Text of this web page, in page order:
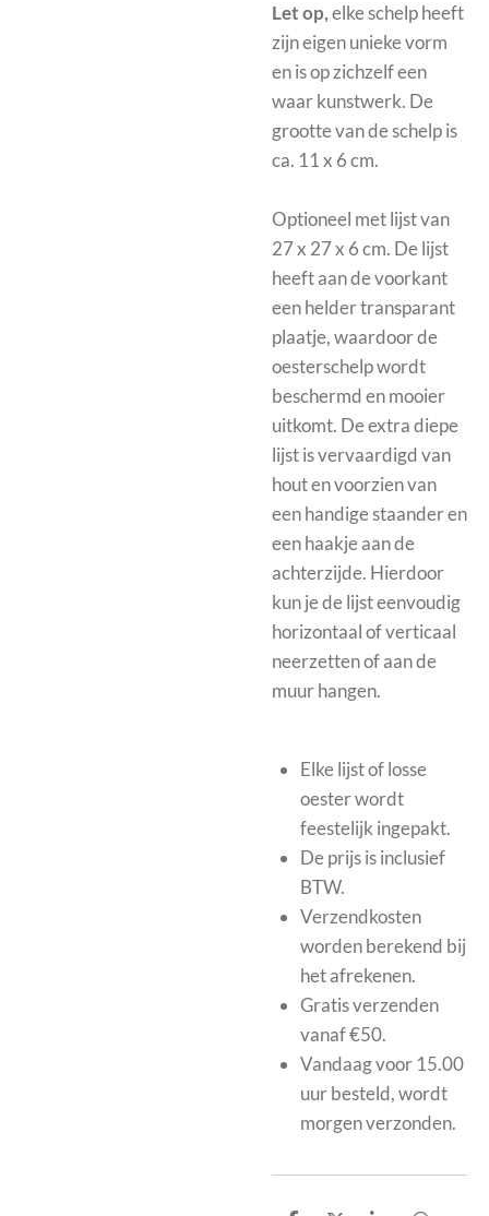
Let op,elke schelp heeft
zijn eigen unieke vorm
en is op zichzelf een
waar kunstwerk. De
grootte van de schelp is
ca. 11 x 6 cm.
Optioneel metlijst van
27 x 27 x 6 cm. De lijst
heeft aan de voorkant
een helder transparant
plaatje, waardoor de
oesterschelp wordt
beschermd en mooier
uitkomt. De extra diepe
lijst is vervaardigd van
hout en voorzien van
een handige staander en
een haakje aan de
achterzijde. Hierdoor
kun je de lijst eenvoudig
horizontaal of verticaal
neerzetten of aan de
muur hangen.
Elke lijst of losse
oester wordt
feestelijk ingepakt.
De prijs is inclusief
BTW.
Verzendkosten
worden berekend bij
het afrekenen.
Gratis verzenden
vanaf €50.
Vandaag voor 15.00
uur besteld, wordt
morgen verzonden.